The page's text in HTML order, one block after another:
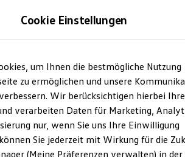
Johann Rothermel
Service 2026
|116 Bewertungen
Cookie Einstellungen
um Ihnen die bestmögliche Nutzung
zu ermöglichen und unsere
Wir berücksichtigen hierbei Ihre
verarbeiten Daten für Marketing,
nur, wenn Sie uns Ihre Einwilligung
Sie jederzeit mit Wirkung für die
(Meine Präferenzen verwalten) in der